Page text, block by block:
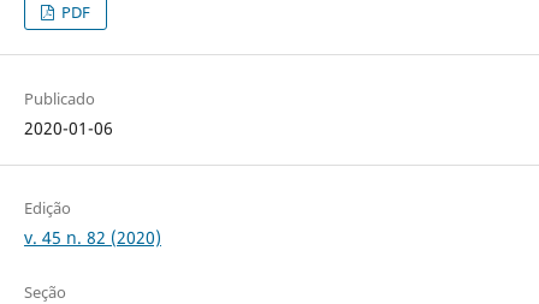
PDF
Publicado
2020-01-06
Edição
v. 45 n. 82 (2020)
Seção